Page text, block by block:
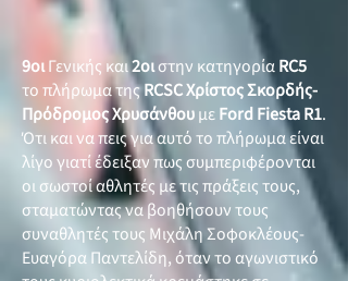
9οιΓενικής και2οιστην κατηγορίαRC5
το πλήρωμα τηςRCSC Χρίστος Σκορδής-
Πρόδρομος ΧρυσάνθουμεFord Fiesta R1.
Ότι και να πεις για αυτό το πλήρωμα είναι
λίγο γιατί έδειξαν πως συμπεριφέρονται
οι σωστοί αθλητές με τις πράξεις τους,
σταματώντας να βοηθήσουν τους
συναθλητές τους Μιχάλη Σοφοκλέους-
Ευαγόρα Παντελίδη, όταν το αγωνιστικό